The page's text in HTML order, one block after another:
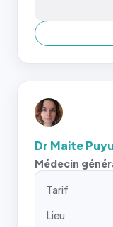
Dr Maite
Médecin
Tarif
Lieu